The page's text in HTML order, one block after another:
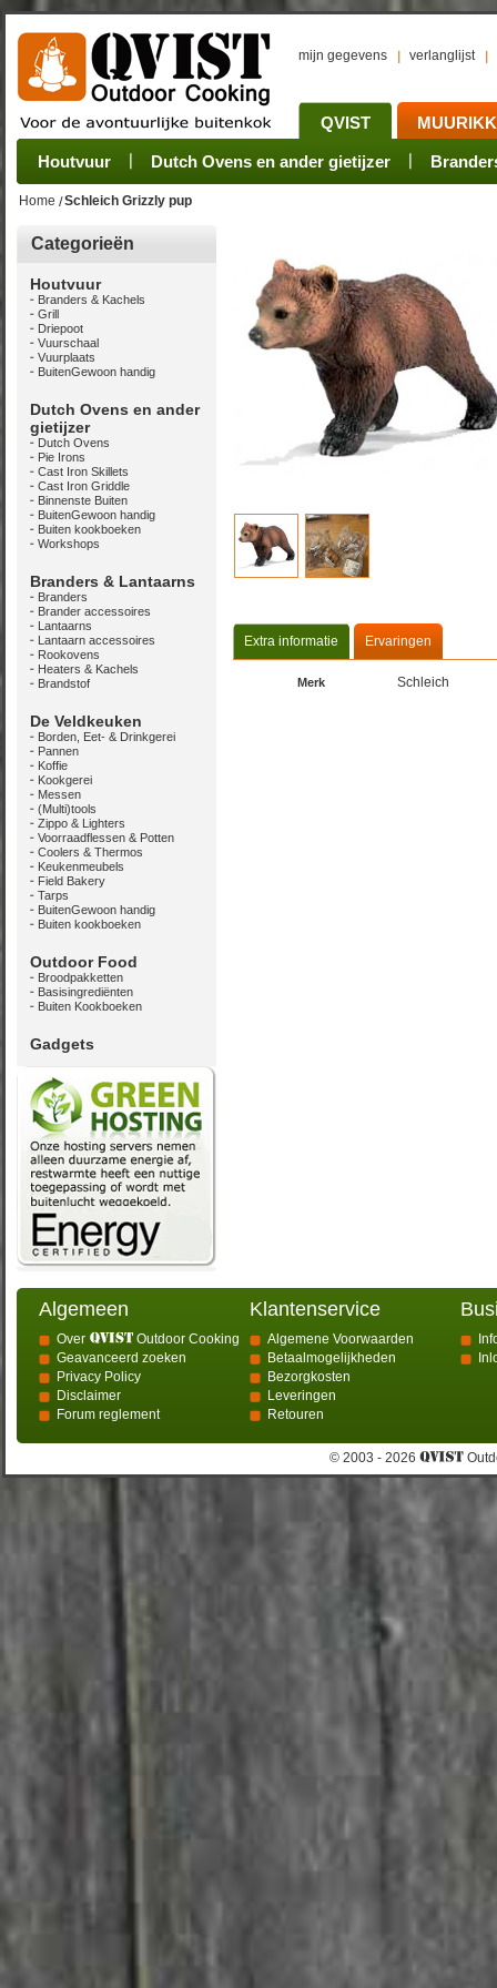
mijn gegevens verlanglijst
QVIST
Houtvuur Dutch Ovens en ander gietijzer
Grillplaat & ijzers Pannen Rookovens
Oogsten Verwerken Bewaren Onderhoud
Sets Stoves Camping sets Pots, Pans, Kettles
Home Schleich Grizzly pup
Categorieën
Houtvuur
Branders & Kachels
Grill
Driepoot
Vuurschaal
Vuurplaats
BuitenGewoon handig
Dutch Ovens en ander
gietijzer
Dutch Ovens
Pie Irons
Cast Iron Skillets
Cast Iron Griddle
Binnenste Buiten
BuitenGewoon handig
Buiten kookboeken
Workshops
Branders & Lantaarns
Branders
Brander accessoires
Lantaarns
Lantaarn accessoires
Rookovens
Heaters & Kachels
Brandstof
De Veldkeuken
Borden, Eet- & Drinkgerei
Pannen
Koffie
Kookgerei
Messen
(Multi)tools
Zippo & Lighters
Voorraadflessen & Potten
Coolers & Thermos
Keukenmeubels
Field Bakery
Tarps
BuitenGewoon handig
Buiten kookboeken
Outdoor Food
Broodpakketten
Basisingrediënten
Buiten Kookboeken
Gadgets
Extra informatie Ervaringen
Merk Schleich
Algemeen
Over
Outdoor Cooking
Geavanceerd zoeken
Privacy Policy
Disclaimer
Forum reglement
Klantenservice
Algemene Voorwaarden
Betaalmogelijkheden
Bezorgkosten
Leveringen
Retouren
© 2003 - 2026